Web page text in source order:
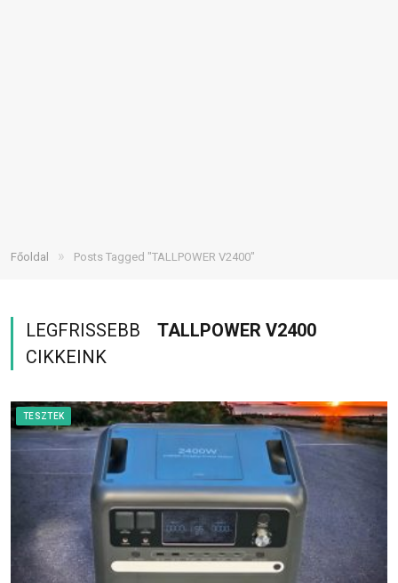
Főoldal » Posts Tagged "TALLPOWER V2400"
LEGFRISSEBB
TALLPOWER V2400
CIKKEINK
TESZTEK